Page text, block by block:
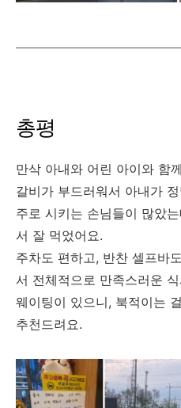
총평
만삭 아내와 어린 아이와 함
갈비가 부드러워서 아내가
주로 시키는 손님들이 많았
서 잘 먹었어요.
주차도 편하고, 반찬 셀프바
서 전체적으로 만족스러운
웨이팅이 있으니, 북적이는
추천드려요.